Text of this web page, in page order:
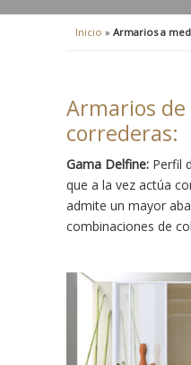
Inicio » Armarios a
Armarios
correderas:
Gama Delfine: Perfil
que a la vez actúa
admite un mayor
combinaciones de